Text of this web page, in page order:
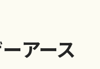
アース